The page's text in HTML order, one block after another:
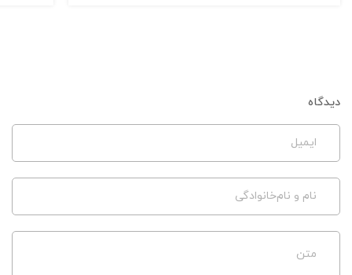
دیدگاه
ایمیل
نام و نام‌خانوادگی
متن